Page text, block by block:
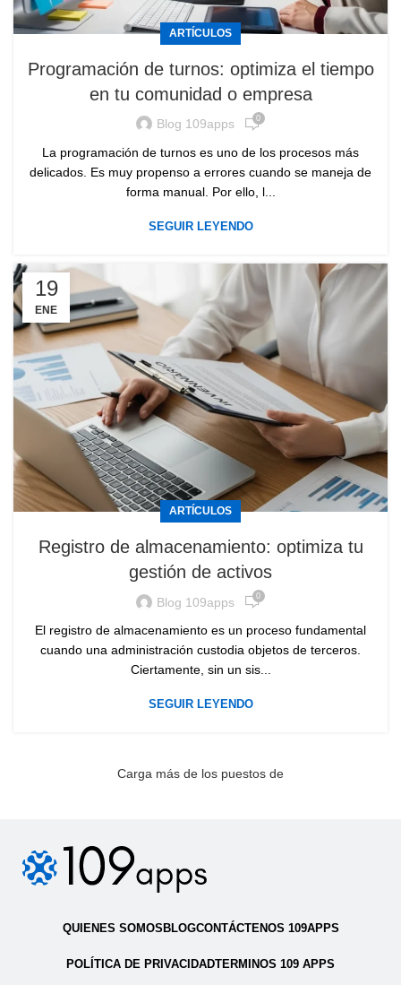
ARTÍCULOS
Programación de turnos: optimiza el tiempo
en tu comunidad o empresa
Blog 109apps 0
La programación de turnos es uno de los procesos más
delicados. Es muy propenso a errores cuando se maneja de
forma manual. Por ello, l...
SEGUIR LEYENDO
19
ENE
ARTÍCULOS
Registro de almacenamiento: optimiza tu
gestión de activos
Blog 109apps 0
El registro de almacenamiento es un proceso fundamental
cuando una administración custodia objetos de terceros.
Ciertamente, sin un sis...
SEGUIR LEYENDO
Carga más de los puestos de
QUIENES SOMOS BLOGCONTÁCTENOS 109APPS
POLÍTICA DE PRIVACIDADTERMINOS 109 APPS